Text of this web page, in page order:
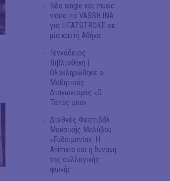
Νέο single και music
video πό VASSIŁINA
για HEATSTROKE σε
μία καυτή Αθήνα
Γεννάδειος
Βιβλιοθήκη |
Ολοκληρώθηκε ο
Μαθητικός
Διαγωνισμός «Ο
Τόπος μου»
Διεθνές Φεστιβάλ
Μουσικής Μολύβου
«Ευδαιμονία»: Η
Animato και η δύναμη
της συλλογικής
φωνής